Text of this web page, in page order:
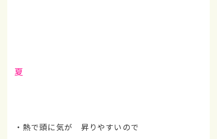
夏
・熱で頭に気が 昇りやすいので